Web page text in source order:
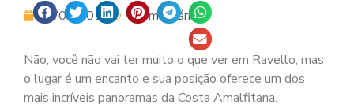
31/08/2016 4 comentários.
Não, você não vai ter muito o que ver em Ravello, mas
o lugar é um encanto e sua posição oferece um dos
mais incríveis panoramas da Costa Amalfitana.